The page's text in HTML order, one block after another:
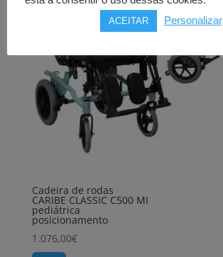
Cadeira de rodas
CARIBE CLASSIC C500 MI
pediátrica
posicionamento
1.076,00€
ACEITAR Personalizar